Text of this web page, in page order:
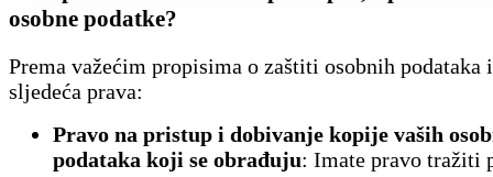
osobne podatke?
Prema važećim propisima o zaštiti osobnih podataka
sljedeća prava:
Pravo na pristup i dobivanje kopije vaših
podataka koji se obrađuju: Imate pravo tražiti